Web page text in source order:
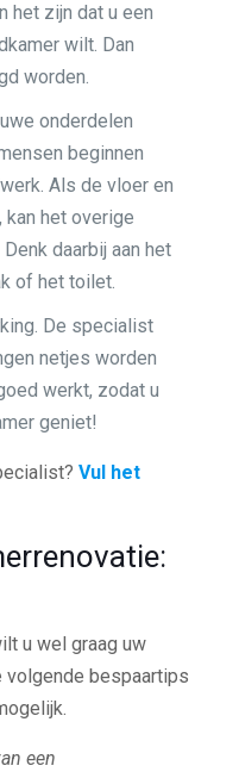
het zijn dat u een
wilt. Dan
worden.
onderdelen
beginnen
Als de vloer en
het overige
daarbij aan het
of het toilet.
De specialist
netjes worden
werkt, zodat u
geniet!
Vul het
u wel graag uw
volgende bespaartips
een